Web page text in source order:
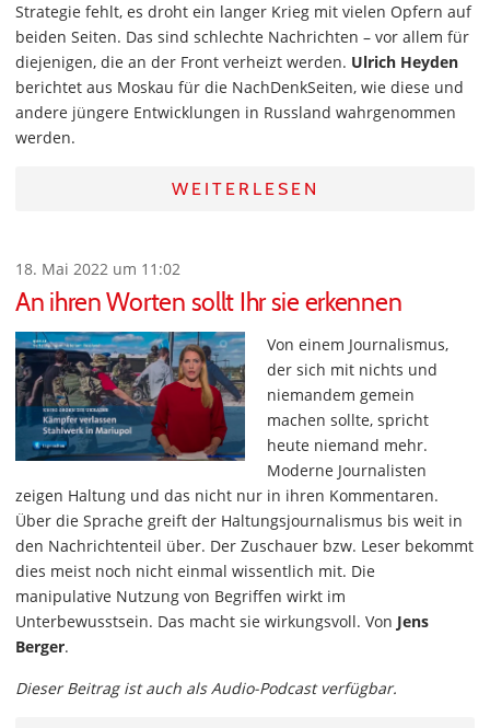
Strategie fehlt, es droht ein langer Krieg mit vielen Opfern auf
beiden Seiten. Das sind schlechte Nachrichten – vor allem für
diejenigen, die an der Front verheizt werden. Ulrich Heyden
berichtet aus Moskau für die NachDenkSeiten, wie diese und
andere jüngere Entwicklungen in Russland wahrgenommen
werden.
WEITERLESEN
18. Mai 2022 um 11:02
An ihren Worten sollt Ihr sie erkennen
Von einem Journalismus,
der sich mit nichts und
niemandem gemein
machen sollte, spricht
heute niemand mehr.
Moderne Journalisten
zeigen Haltung und das nicht nur in ihren Kommentaren.
Über die Sprache greift der Haltungsjournalismus bis weit in
den Nachrichtenteil über. Der Zuschauer bzw. Leser bekommt
dies meist noch nicht einmal wissentlich mit. Die
manipulative Nutzung von Begriffen wirkt im
Unterbewusstsein. Das macht sie wirkungsvoll. Von Jens
Berger.
Dieser Beitrag ist auch als Audio-Podcast verfügbar.